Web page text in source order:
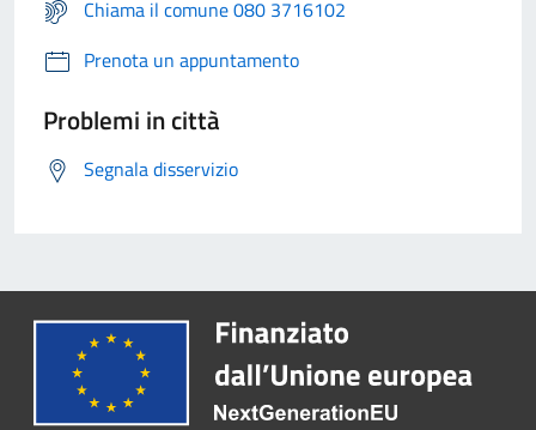
Chiama il comune 080 3716102
Prenota un appuntamento
Problemi in città
Segnala disservizio